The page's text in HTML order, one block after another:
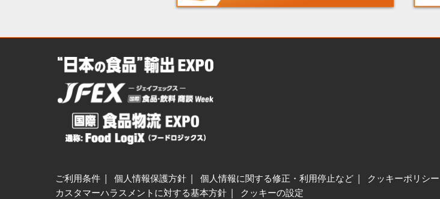
ご利用条件 個人情報保護方針 個人情報に関する修正・利用停止など クッキーポリシー
カスタマーハラスメントに対する基本方針
クッキーの設定